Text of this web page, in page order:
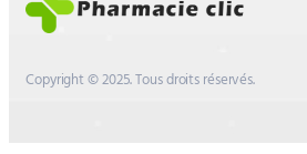
Copyright © 2025. Tous droits réservés.